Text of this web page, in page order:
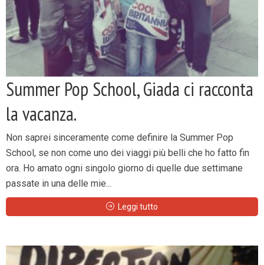
Summer Pop School, Giada ci racconta
la vacanza.
Non saprei sinceramente come definire la Summer Pop
School, se non come uno dei viaggi più belli che ho fatto fin
ora. Ho amato ogni singolo giorno di quelle due settimane
passate in una delle mie...
Leggi tutto